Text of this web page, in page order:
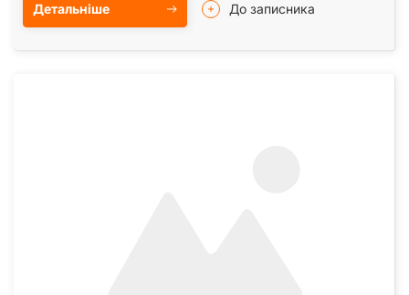
Детальніше До записника